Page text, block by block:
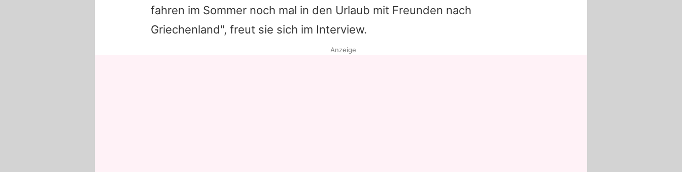
fahren im Sommer noch mal in den Urlaub mit Freunden nach
Griechenland", freut sie sich im Interview.
Anzeige